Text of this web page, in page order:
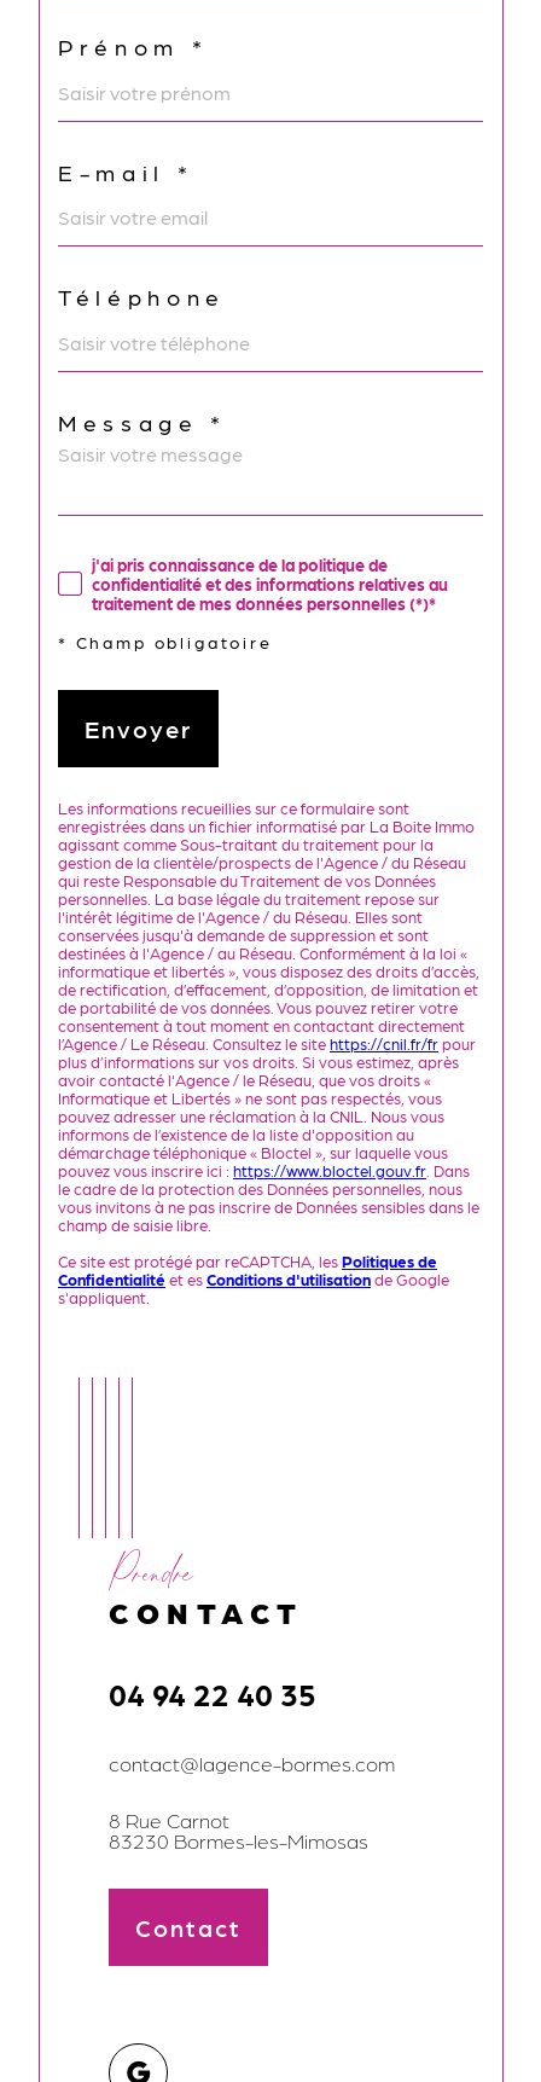
Prénom *
E-mail *
Téléphone
Message *
j'ai pris connaissance de la politique de
confidentialité et des informations relatives au
traitement de mes données personnelles (*)*
* Champ obligatoire
Envoyer
Les informations recueillies sur ce formulaire sont
enregistrées dans un fichier informatisé par La Boite Immo
agissant comme Sous-traitant du traitement pour la
gestion de la clientèle/prospects de l'Agence / du Réseau
qui reste Responsable du Traitement de vos Données
personnelles. La base légale du traitement repose sur
l'intérêt légitime de l'Agence / du Réseau. Elles sont
conservées jusqu'à demande de suppression et sont
destinées à l'Agence / au Réseau. Conformément à la loi «
informatique et libertés », vous disposez des droits d’accès,
de rectification, d’effacement, d’opposition, de limitation et
de portabilité de vos données. Vous pouvez retirer votre
consentement à tout moment en contactant directement
l’Agence / Le Réseau. Consultez le site https://cnil.fr/fr pour
plus d’informations sur vos droits. Si vous estimez, après
avoir contacté l'Agence / le Réseau, que vos droits «
Informatique et Libertés » ne sont pas respectés, vous
pouvez adresser une réclamation à la CNIL. Nous vous
informons de l’existence de la liste d'opposition au
démarchage téléphonique « Bloctel », sur laquelle vous
pouvez vous inscrire ici : https://www.bloctel.gouv.fr . Dans
le cadre de la protection des Données personnelles, nous
vous invitons à ne pas inscrire de Données sensibles dans le
champ de saisie libre.
Ce site est protégé par reCAPTCHA, les Politiques de
Confidentialité et es Conditions d'utilisation de Google
s'appliquent.
Prendre
CONTACT
04 94 22 40 35
contact@lagence-bormes.com
8 Rue Carnot
83230 Bormes-les-Mimosas
Contact